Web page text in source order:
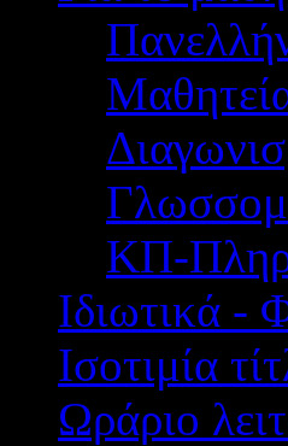
ΚΠ-
Ιδιωτικά -
Ισοτιμία
Ωράριο